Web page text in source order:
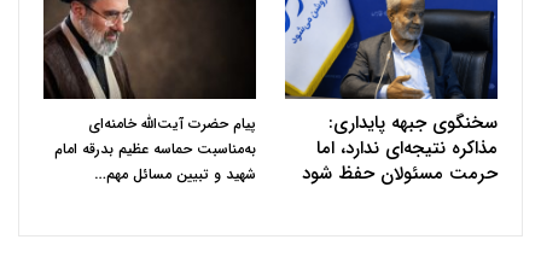
سخنگوی جبهه پایداری:
مذاکره نتیجه‌ای ندارد، اما
حرمت مسئولان حفظ شود
پیام حضرت آیت‌الله خامنه‌ای
به‌مناسبت حماسه عظیم بدرقه امام
شهید و تبیین مسائل مهم…